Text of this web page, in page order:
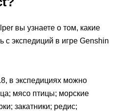
вы узнаете о том, какие
с экспедиций в игре Genshin
в экспедициях можно
мясо птицы; морские
закатники; редис;